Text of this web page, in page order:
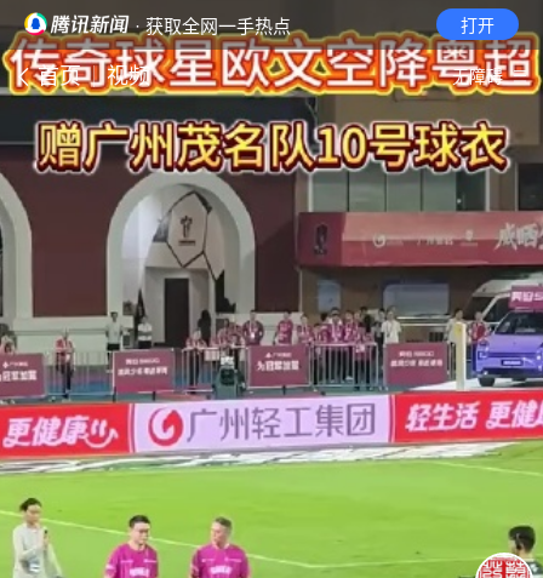
· 获取全网一手热点 打开
首页 视频 无障碍